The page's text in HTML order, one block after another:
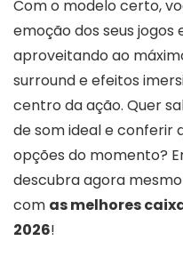
Com o modelo certo,
emoção dos seus jogos
aproveitando ao
surround e efeitos
centro da ação. Quer
de som ideal e conferir
opções do momento?
descubra agora
com as melhores
2026!